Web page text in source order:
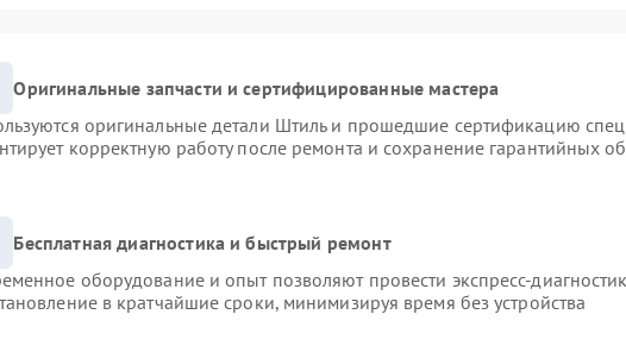
Оригинальные запчасти и сертифицированные мастера
оригинальные детали Штиль и прошедшие сертификацию
корректную работу после ремонта и сохранение гарантийных
Бесплатная диагностика и быстрый ремонт
оборудование и опыт позволяют провести экспресс-
в кратчайшие сроки, минимизируя время без устройства